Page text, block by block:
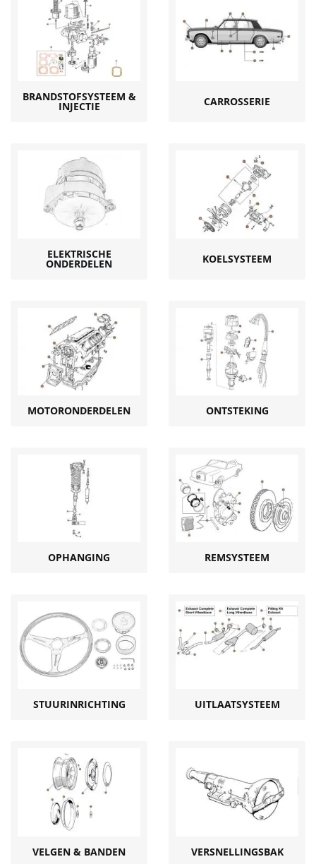
BRANDSTOFSYSTEEM &
INJECTIE CARROSSERIE
ELEKTRISCHE
ONDERDELEN KOELSYSTEEM
MOTORONDERDELEN ONTSTEKING
OPHANGING REMSYSTEEM
STUURINRICHTING UITLAATSYSTEEM
VELGEN & BANDEN VERSNELLINGSBAK